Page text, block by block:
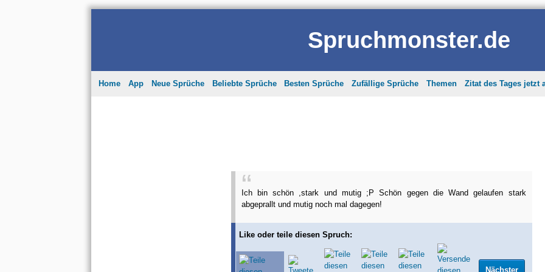
Spruchmonster.de
Home App Neue Sprüche Beliebte Sprüche Besten Sprüche Zufällige Sprüche Themen Zitat des Tages jetzt
Ich bin schön ,stark und mutig ;P Schön gegen die Wand gelaufen stark
abgeprallt und mutig noch mal dagegen!
Like oder teile diesen Spruch:
Nächster